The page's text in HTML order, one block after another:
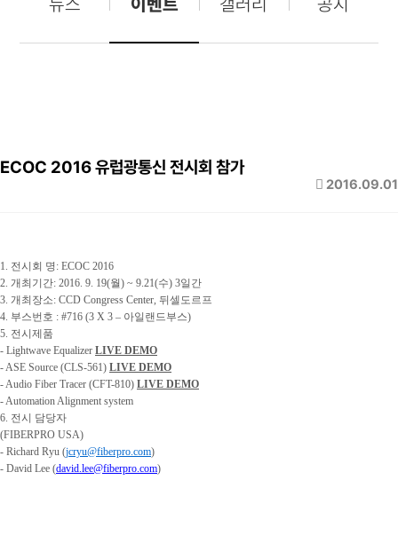
뉴스 이벤트 갤러리 공지
ECOC 2016 유럽광통신 전시회 참가
2016.09.01
1. 전시회 명: ECOC 2016
2. 개최기간: 2016. 9. 19(월) ~ 9.21(수) 3일간
3. 개최장소: CCD Congress Center, 뒤셀도르프
4. 부스번호 : #716 (3 X 3 – 아일랜드부스)
5. 전시제품
- Lightwave Equalizer LIVE DEMO
- ASE Source (CLS-561) LIVE DEMO
- Audio Fiber Tracer (CFT-810) LIVE DEMO
- Automation Alignment system
6. 전시 담당자
(FIBERPRO USA)
- Richard Ryu (jcryu@fiberpro.com)
- David Lee (david.lee@fiberpro.com)